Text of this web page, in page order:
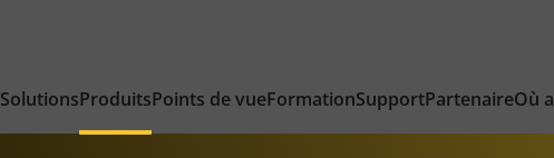
SolutionsProduitsPoints de vueFormationSupportPartenaireOù